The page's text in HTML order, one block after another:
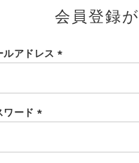
会員登録
ルアドレス
須)
ワード
須)